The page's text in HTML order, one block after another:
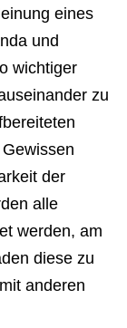
eines
und
wichtiger
zu
der
alle
werden, am
diese zu
anderen